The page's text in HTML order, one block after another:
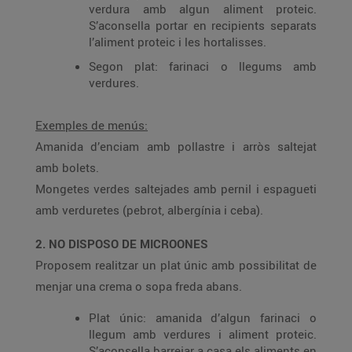
verdura amb algun aliment proteic.
S’aconsella portar en recipients separats
l’aliment proteic i les hortalisses.
Segon plat: farinaci o llegums amb
verdures.
Exemples de menús:
Amanida d’enciam amb pollastre i arròs saltejat
amb bolets.
Mongetes verdes saltejades amb pernil i espagueti
amb verduretes (pebrot, albergínia i ceba).
2. NO DISPOSO DE MICROONES
Proposem realitzar un plat únic amb possibilitat de
menjar una crema o sopa freda abans.
Plat únic: amanida d’algun farinaci o
llegum amb verdures i aliment proteic.